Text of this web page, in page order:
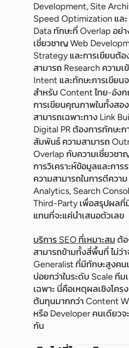
Development, Site
Speed Optimization แล
Data ทักษะที่ Overlap อย่
เชี่ยวชาญ Web
Strategy และการเขียนต้อ
สามารถ Research ความเ
Intent และทักษะการเขียน
สำหรับ Content ไทย-อัง
การเขียนคุณภาพในทั้งสอ
สามารถเฉพาะทาง Link
Digital PR ต้องการทักษะก
สัมพันธ์ ความสามารถ
Overlap กับความเชี่ยวชา
การวิเคราะห์ข้อมูลและการ
ความสามารถในการตีควา
Analytics, Search
Third-Party เพื่อสรุปผลที่
แทนที่จะแค่นำเสนอตัวเลข
บริการ SEO ที่เหมาะสม ต้อ
สามารถข้ามทั้งสี่พื้นที่ ไม่ว่า
Generalist ที่มีทักษะสูงค
บ่อยกว่าในระดับ Scale ทีม
เฉพาะ นี่คือเหตุผลเชิงโคร
ต้นทุนมากกว่า Content
หรือ Developer คนเดียวจ
กัน